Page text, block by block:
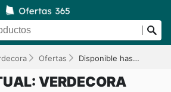
Ofertas Disponible hasta el 21/07/2026
VERDECORA